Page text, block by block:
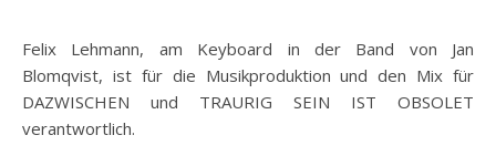
Felix Lehmann, am Keyboard in der Band von Jan
Blomqvist, ist für die Musikproduktion und den Mix für
DAZWISCHEN und TRAURIG SEIN IST OBSOLET
verantwortlich.